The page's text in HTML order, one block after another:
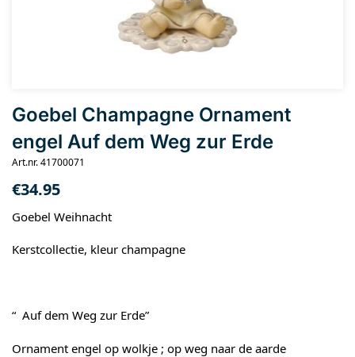
Goebel Champagne Ornament
engel Auf dem Weg zur Erde
Art.nr. 41700071
€34.95
Goebel Weihnacht
Kerstcollectie, kleur champagne
“ Auf dem Weg zur Erde”
Ornament engel op wolkje ; op weg naar de aarde